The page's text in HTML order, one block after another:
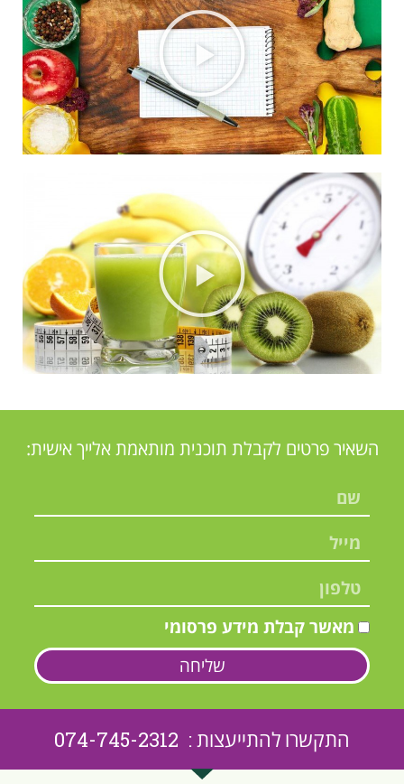
השאיר פרטים לקבלת תוכנית מותאמת אלייך אישית:
מאשר קבלת מידע פרסומי
שליחה
התקשרו להתייעצות : 074-745-2312